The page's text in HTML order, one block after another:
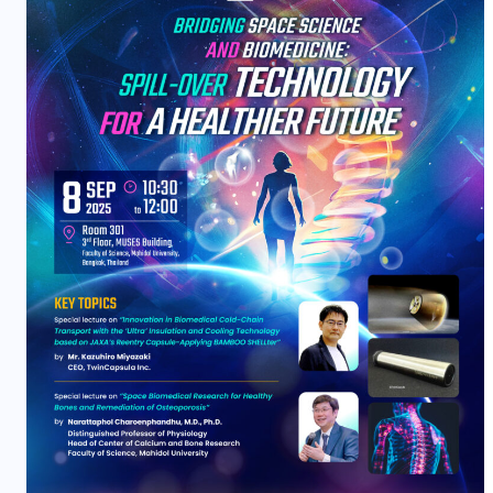
คอลัมน์ประจำ ร้อยพันวิทยา
กินดี (ลำไส้) ก็อยู่ดี ตอนที่ 2
07/08/2026